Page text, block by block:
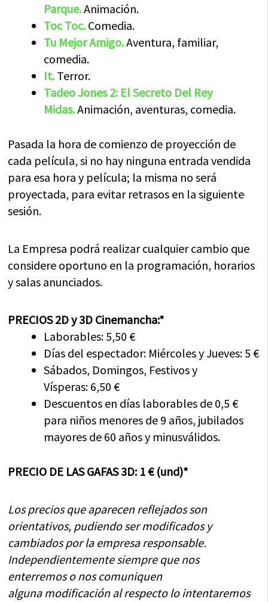
Parque.Animación.
Toc Toc. Comedia.
Tu Mejor Amigo.Aventura, familiar,
comedia.
It. Terror.
Tadeo Jones 2: El Secreto Del Rey
Midas.Animación, aventuras, comedia.
Pasada la hora de comienzo de proyección de
cada película, si no hay ninguna entrada vendida
para esa hora y película; la misma no será
proyectada, para evitar retrasos en la siguiente
sesión.
La Empresa podrá realizar cualquier cambio que
considere oportuno en la programación, horarios
y salas anunciados.
PRECIOS 2D y 3D Cinemancha:*
Laborables: 5,50 €
Días del espectador: Miércoles y Jueves: 5 €
Sábados, Domingos, Festivos y
Vísperas: 6,50 €
Descuentos en días laborables de 0,5 €
para niños menores de 9 años, jubilados
mayores de 60 años y minusválidos.
PRECIO DE LAS GAFAS 3D: 1 € (und)*
Los precios que aparecen reflejados son
orientativos, pudiendo ser modificados y
cambiados por la empresa responsable.
Independientemente siempre que nos
enterremos o nos comuniquen
alguna modificación al respecto lo intentaremos